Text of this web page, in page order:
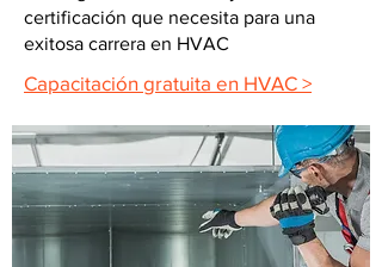
certificación que necesita para una
exitosa carrera en HVAC
Capacitación gratuita en HVAC >